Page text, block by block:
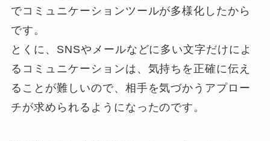
でコミュニケーションツールが多様化したから
です。
とくに、SNSやメールなどに多い文字だけによ
るコミュニケーションは、気持ちを正確に伝え
ることが難しいので、相手を気づかうアプロー
チが求められるようになったのです。